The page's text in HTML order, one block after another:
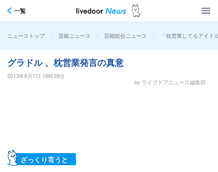
一覧
ニューストップ > 芸能ニュース > 芸能総合ニュース > 「枕営業してるアイ
グラドル 、枕営業発言の真意
2013年8月7日 18時39分
by ライブドアニュース編集部
ざっくり言うと